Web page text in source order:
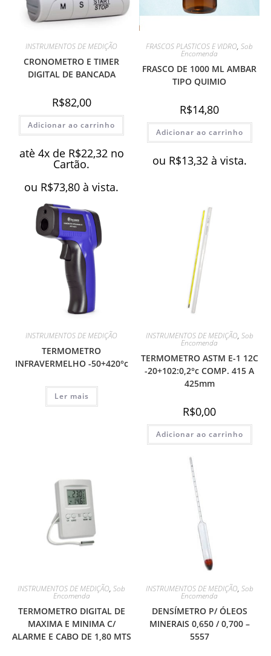
INSTRUMENTOS DE MEDIÇÃO
CRONOMETRO E TIMER
DIGITAL DE BANCADA
R$82,00
Adicionar ao carrinho
atè 4x de R$22,32 no
Cartão.
ou R$73,80 à vista.
FRASCOS PLASTICOS E VIDRO,Sob
Encomenda
FRASCO DE 1000 ML AMBAR
TIPO QUIMIO
R$14,80
Adicionar ao carrinho
ou R$13,32 à vista.
INSTRUMENTOS DE MEDIÇÃO
TERMOMETRO
INFRAVERMELHO -50+420°c
Ler mais
INSTRUMENTOS DE MEDIÇÃO, Sob
Encomenda
TERMOMETRO ASTM E-1 12C
-20+102:0,2°c COMP. 415 A
425mm
R$0,00
Adicionar ao carrinho
INSTRUMENTOS DE MEDIÇÃO,Sob
Encomenda
TERMOMETRO DIGITAL DE
MAXIMA E MINIMA C/
ALARME E CABO DE 1,80 MTS
INSTRUMENTOS DE MEDIÇÃO, Sob
Encomenda
DENSÍMETRO P/ ÓLEOS
MINERAIS 0,650 / 0,700 –
5557